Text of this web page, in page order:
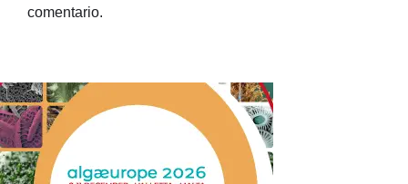
comentario.